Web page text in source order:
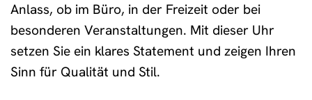
Anlass, ob im Büro, in der Freizeit oder bei
besonderen Veranstaltungen. Mit dieser Uhr
setzen Sie ein klares Statement und zeigen Ihren
Sinn für Qualität und Stil.